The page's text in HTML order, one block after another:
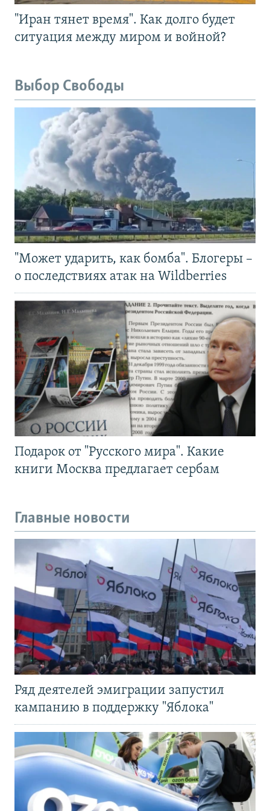
"Иран тянет время". Как долго будет
ситуация между миром и войной?
Выбор Свободы
"Может ударить, как бомба". Блогеры –
о последствиях атак на Wildberries
Подарок от "Русского мира". Какие
книги Москва предлагает сербам
Главные новости
Ряд деятелей эмиграции запустил
кампанию в поддержку "Яблока"